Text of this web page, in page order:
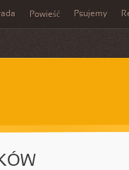
Powieść Psujemy